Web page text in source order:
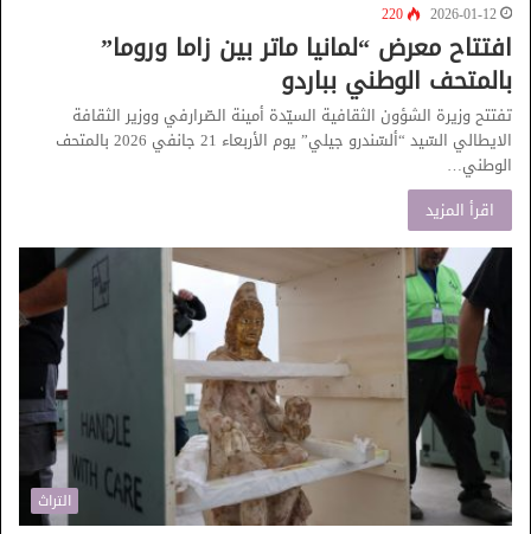
2026-01-12
220
افتتاح معرض “لمانيا ماتر بين زاما وروما”
بالمتحف الوطني بباردو
تفتتح وزيرة الشؤون الثقافية السيّدة أمينة الصّرارفي ووزير الثقافة
الايطالي السّيد “ألسّندرو جيلي” يوم الأربعاء 21 جانفي 2026 بالمتحف
الوطني…
اقرأ المزيد
التراث